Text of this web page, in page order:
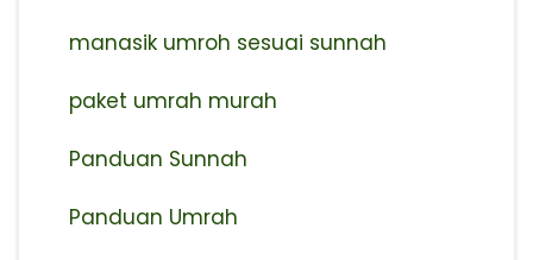
manasik umroh sesuai sunnah
paket umrah murah
Panduan Sunnah
Panduan Umrah